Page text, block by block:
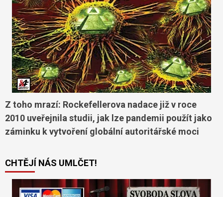
Z toho mrazí: Rockefellerova nadace již v roce
2010 uveřejnila studii, jak lze pandemii použít jako
záminku k vytvoření globální autoritářské moci
CHTĚJÍ NÁS UMLČET!